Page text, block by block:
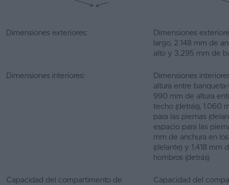
Dimensiones exteriores:
Dimensiones
largo, 2.148 mm de
alto y 3.295 mm de
Dimensiones interiores:
Dimensiones
altura entre
990 mm de altura
techo (detrás), 1.060
para las piernas
espacio para las
mm de anchura en
(delante) y 1.418 mm
hombros (detrás)
Capacidad del compartimento de Capacidad del